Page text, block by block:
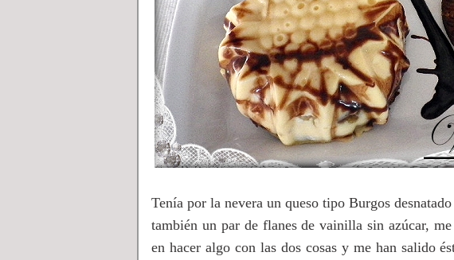
Tenía por la nevera un queso tipo Burgos
también un par de flanes de vainilla sin azúcar,
en hacer algo con las dos cosas y me han salido